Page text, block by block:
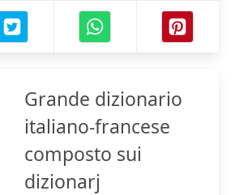
Grande dizionario
italiano-francese
composto sui
dizionarj